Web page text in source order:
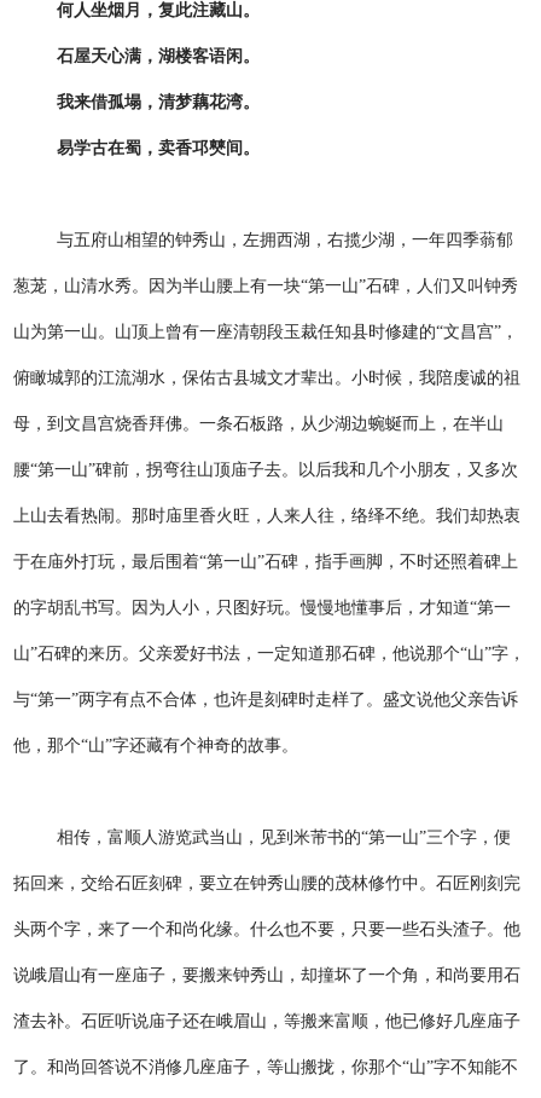
何人坐烟月，复此注藏山。
石屋天心满，湖楼客语闲。
我来借孤塌，清梦藕花湾。
易学古在蜀，卖香邛僰间。
与五府山相望的钟秀山，左拥西湖，右揽少湖，一年四季蓊郁
葱茏，山清水秀。因为半山腰上有一块“第一山”石碑，人们又叫钟秀
山为第一山。山顶上曾有一座清朝段玉裁任知县时修建的“文昌宫”，
俯瞰城郭的江流湖水，保佑古县城文才辈出。小时候，我陪虔诚的祖
母，到文昌宫烧香拜佛。一条石板路，从少湖边蜿蜒而上，在半山
腰“第一山”碑前，拐弯往山顶庙子去。以后我和几个小朋友，又多次
上山去看热闹。那时庙里香火旺，人来人往，络绎不绝。我们却热衷
于在庙外打玩，最后围着“第一山”石碑，指手画脚，不时还照着碑上
的字胡乱书写。因为人小，只图好玩。慢慢地懂事后，才知道“第一
山”石碑的来历。父亲爱好书法，一定知道那石碑，他说那个“山”字，
与“第一”两字有点不合体，也许是刻碑时走样了。盛文说他父亲告诉
他，那个“山”字还藏有个神奇的故事。
相传，富顺人游览武当山，见到米芾书的“第一山”三个字，便
拓回来，交给石匠刻碑，要立在钟秀山腰的茂林修竹中。石匠刚刻完
头两个字，来了一个和尚化缘。什么也不要，只要一些石头渣子。他
说峨眉山有一座庙子，要搬来钟秀山，却撞坏了一个角，和尚要用石
渣去补。石匠听说庙子还在峨眉山，等搬来富顺，他已修好几座庙子
了。和尚回答说不消修几座庙子，等山搬拢，你那个“山”字不知能不